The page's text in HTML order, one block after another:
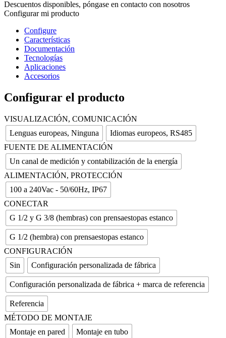
Descuentos disponibles, póngase en contacto con nosotros
Configurar mi producto
Configure
Características
Documentación
Tecnologías
Aplicaciones
Accesorios
Configurar el producto
VISUALIZACIÓN, COMUNICACIÓN
Lenguas europeas, Ninguna
Idiomas europeos, RS485
FUENTE DE ALIMENTACIÓN
Un canal de medición y contabilización de la energía
ALIMENTACIÓN, PROTECCIÓN
100 a 240Vac - 50/60Hz, IP67
CONECTAR
G 1/2 y G 3/8 (hembras) con prensaestopas estanco
G 1/2 (hembra) con prensaestopas estanco
CONFIGURACIÓN
Sin
Configuración personalizada de fábrica
Configuración personalizada de fábrica + marca de referencia
Referencia
MÉTODO DE MONTAJE
Montaje en pared
Montaje en tubo